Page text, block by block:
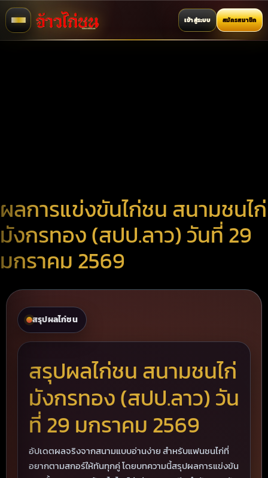
เข้าสู่ระบบ สมัครสมาชิก
ผลการแข่งขันไก่ชน สนามชนไก่
มังกรทอง (สปป.ลาว) วันที่ 29
มกราคม 2569
สรุปผลไก่ชน
สรุปผลไก่ชน สนามชนไก่
มังกรทอง (สปป.ลาว) วัน
ที่ 29 มกราคม 2569
อัปเดตผลจริงจากสนามแบบอ่านง่าย สำหรับแฟนชนไก่ที่
อยากตามสกอร์ให้ทันทุกคู่ โดยบทความนี้สรุปผลการแข่งขัน